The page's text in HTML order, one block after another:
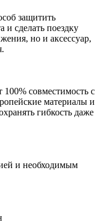
защитить
и сделать поездку
но и аксессуар,
100% совместимость с
материалы и
гибкость даже
и необходимым